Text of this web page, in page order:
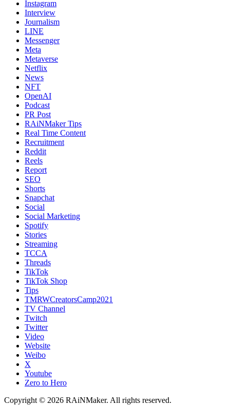
Instagram
Interview
Journalism
LINE
Messenger
Meta
Metaverse
Netflix
News
NFT
OpenAI
Podcast
PR Post
RAiNMaker Tips
Real Time Content
Recruitment
Reddit
Reels
Report
SEO
Shorts
Snapchat
Social
Social Marketing
Spotify
Stories
Streaming
TCCA
Threads
TikTok
TikTok Shop
Tips
TMRWCreatorsCamp2021
TV Channel
Twitch
Twitter
Video
Website
Weibo
X
Youtube
Zero to Hero
Copyright © 2026 RAiNMaker. All rights reserved.